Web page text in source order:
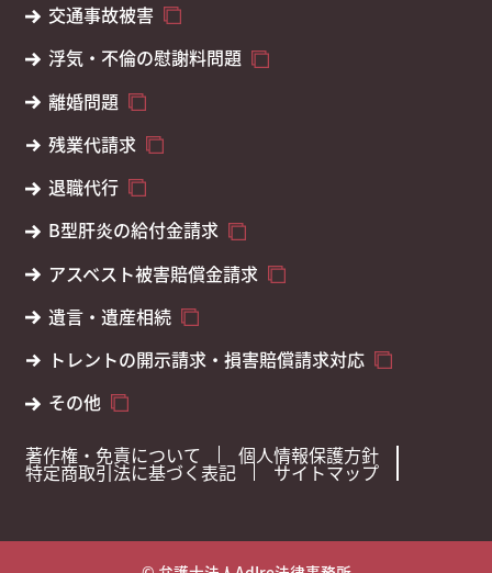
交通事故被害
浮気・不倫の慰謝料問題
離婚問題
残業代請求
退職代行
B型肝炎の給付金請求
アスベスト被害賠償金請求
遺言・遺産相続
トレントの開示請求・損害賠償請求対応
その他
著作権・免責について
個人情報保護方針
特定商取引法に基づく表記 サイトマップ